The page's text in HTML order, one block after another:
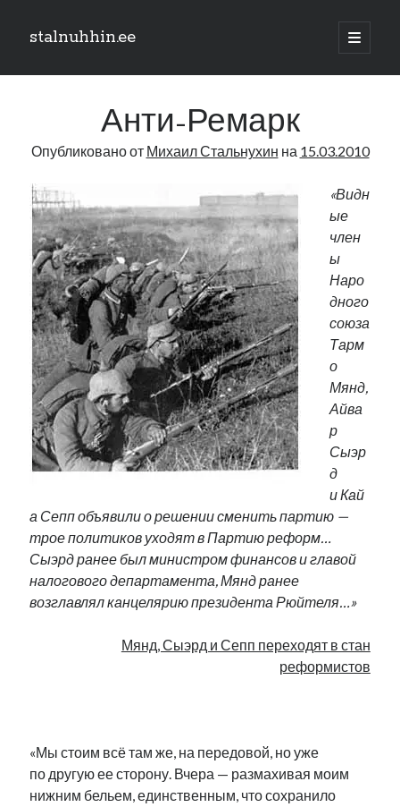
stalnuhhin.ee
отрыть
Боковая
панель
Рубрики
В мире
Интеграция
Интервью
Книга
Личное
Нарва и северо-восток
Обзор прессы
Образование
Парламент и правительство
Фотографии
Экономика
Эстония и Россия
Метки
radio narva takinada андрус ансип
безработица
высказывание
памятники парад клоунов парламент партия поводырь
подкаст потеряны данные пресса программа
Анти-Ремарк
Опубликовано от Михаил Стальнухин на 15.03.2010
«Видн
ые
член
ы
Наро
дного
союза
Тарм
о
Мянд,
Айва
р
Сыэр
д
и Кай
а Сепп объявили о решении сменить партию —
трое политиков уходят в Партию реформ…
Сыэрд ранее был министром финансов и главой
налогового департамента, Мянд ранее
возглавлял канцелярию президента Рюйтеля…»
Мянд, Сыэрд и Сепп переходят в стан
реформистов
«Мы стоим всё там же, на передовой, но уже
по другую ее сторону. Вчера — размахивая моим
нижним бельем, единственным, что сохранило